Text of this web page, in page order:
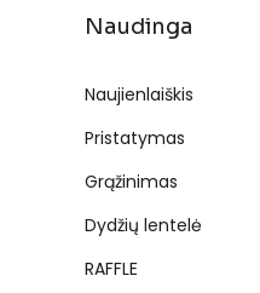
Naudinga
Naujienlaiškis
Pristatymas
Grąžinimas
Dydžių lentelė
RAFFLE